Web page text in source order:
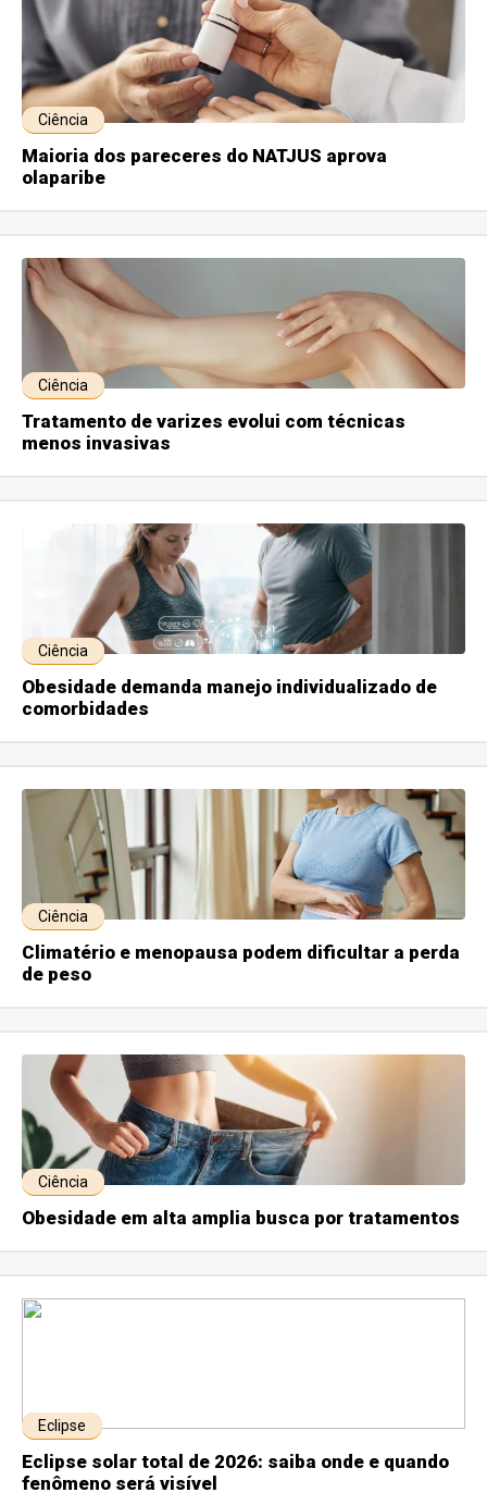
Ciência
Maioria dos pareceres do NATJUS aprova
olaparibe
Ciência
Tratamento de varizes evolui com técnicas
menos invasivas
Ciência
Obesidade demanda manejo individualizado de
comorbidades
Ciência
Climatério e menopausa podem dificultar a perda
de peso
Ciência
Obesidade em alta amplia busca por tratamentos
Eclipse
Eclipse solar total de 2026: saiba onde e quando
fenômeno será visível